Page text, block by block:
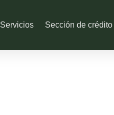
Servicios Sección de crédito